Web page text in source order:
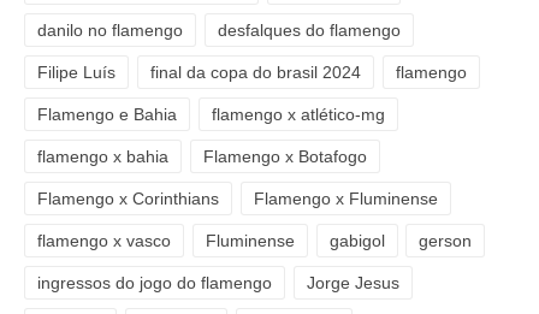
danilo no flamengo desfalques do flamengo
Filipe Luís final da copa do brasil 2024 flamengo
Flamengo e Bahia flamengo x atlético-mg
flamengo x bahia Flamengo x Botafogo
Flamengo x Corinthians Flamengo x Fluminense
flamengo x vasco Fluminense gabigol gerson
ingressos do jogo do flamengo Jorge Jesus